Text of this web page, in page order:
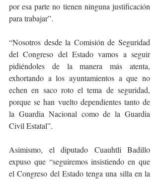
por esa parte no tienen ninguna justificación
para trabajar”.
“Nosotros desde la Comisión de Seguridad
del Congreso del Estado vamos a seguir
pidiéndoles de la manera más atenta,
exhortando a los ayuntamientos a que no
echen en saco roto el tema de seguridad,
porque se han vuelto dependientes tanto de
la Guardia Nacional como de la Guardia
Civil Estatal”.
Asimismo, el diputado Cuauhtli Badillo
expuso que “seguiremos insistiendo en que
el Congreso del Estado tenga una silla en la